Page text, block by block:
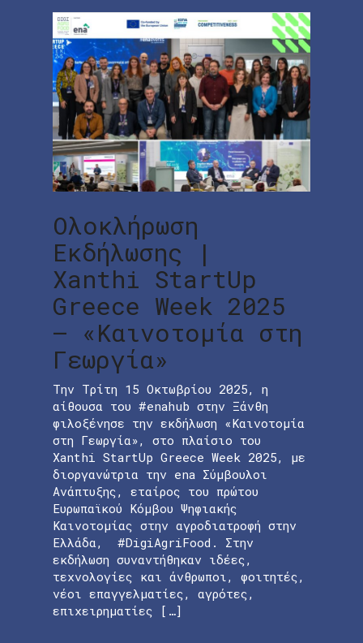
Ολοκλήρωση
Εκδήλωσης |
Xanthi StartUp
Greece Week 2025
– «Καινοτομία στη
Γεωργία»
Την Τρίτη 15 Οκτωβρίου 2025, η
αίθουσα του #enahub στην Ξάνθη
φιλοξένησε την εκδήλωση «Καινοτομία
στη Γεωργία», στο πλαίσιο του
Xanthi StartUp Greece Week 2025, με
διοργανώτρια την ena Σύμβουλοι
Ανάπτυξης, εταίρος του πρώτου
Ευρωπαϊκού Κόμβου Ψηφιακής
Καινοτομίας στην αγροδιατροφή στην
Ελλάδα, #DigiAgriFood. Στην
εκδήλωση συναντήθηκαν ιδέες,
τεχνολογίες και άνθρωποι, φοιτητές,
νέοι επαγγελματίες, αγρότες,
επιχειρηματίες […]